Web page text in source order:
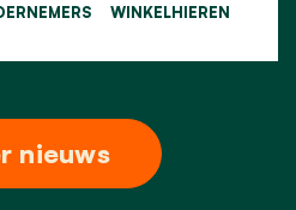
WINKELHIEREN
nieuws